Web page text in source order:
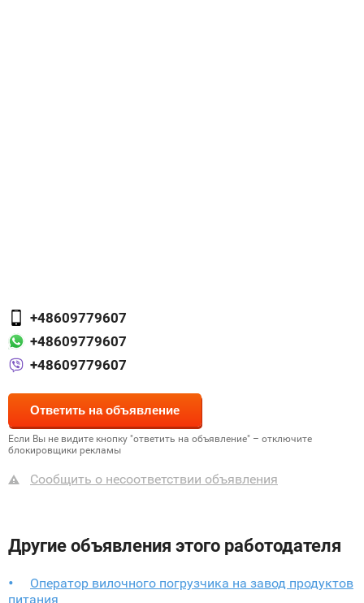
+48609779607
+48609779607
+48609779607
Если Вы не видите кнопку "ответить на объявление" – отключите
блокировщики рекламы
Сообщить о несоответствии объявления
Другие объявления этого работодателя
Оператор вилочного погрузчика на завод продуктов
питания